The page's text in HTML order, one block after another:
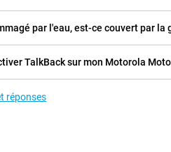
par l'eau, est-ce couvert par la
TalkBack sur mon Motorola Moto
réponses